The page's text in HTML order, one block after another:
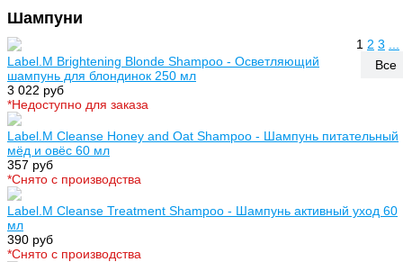
Шампуни
1 2 3
Все
Label.M Brightening Blonde Shampoo - Осветляющий
шампунь для блондинок 250 мл
3 022 руб
*Недоступно для заказа
Label.M Cleanse Honey and Oat Shampoo - Шампунь питательный
мёд и овёс 60 мл
357 руб
*Cнято с производства
Label.M Cleanse Treatment Shampoo - Шампунь активный уход 60
мл
390 руб
*Cнято с производства